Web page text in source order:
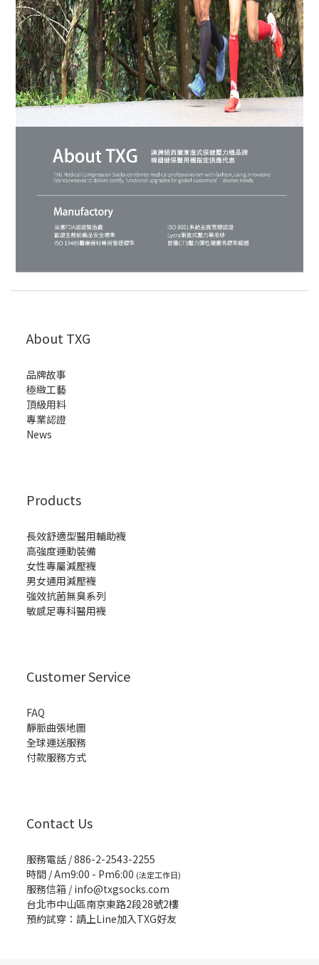
About TXG
品牌故事
極緻工藝
頂級用料
專業認證
News
Products
長效舒適型醫用輔助襪
高強度運動裝備
女性專屬減壓襪
男女通用減壓襪
強效抗菌無臭系列
敏感足專科醫用襪
Customer Service
FAQ
靜脈曲張地圖
全球運送服務
付款服務方式
Contact Us
服務電話 / 886-2-2543-2255
時間 / Am9:00 - Pm6:00 (法定工作日)
服務信箱 /info@txgsocks.com
台北市中山區南京東路2段28號2樓
預約試穿：請上Line加入TXG好友